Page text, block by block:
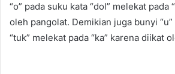
“o” pada suku kata “dol” melekat pada
oleh pangolat. Demikian juga bunyi
“tuk” melekat pada “ka” karena diikat